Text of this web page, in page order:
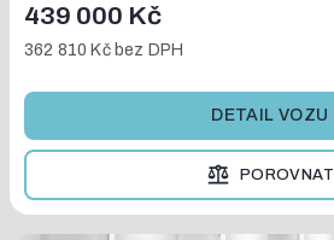
439 000 Kč
362 810 Kčbez DPH
POROVNAT
DETAIL VOZU